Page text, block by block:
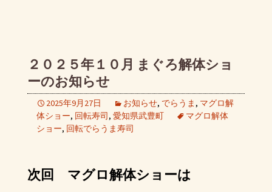
２０２５年１０月 まぐろ解体ショ
ーのお知らせ
2025年9月27日 お知らせ, でらうま , マグロ解
体ショー, 回転寿司, 愛知県武豊町
マグロ解体
ショー, 回転でらうま寿司
次回 マグロ解体ショーは